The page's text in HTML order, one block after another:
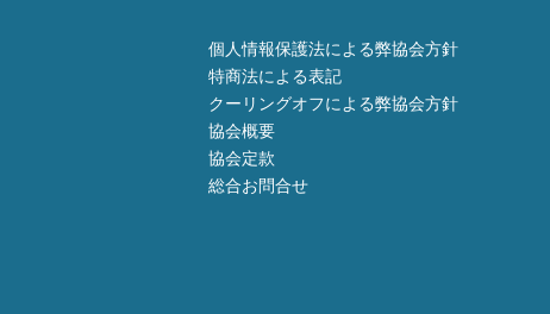
個人情報保護法による弊協会方針
特商法による表記
クーリングオフによる弊協会方針
協会概要
協会定款
総合お問合せ